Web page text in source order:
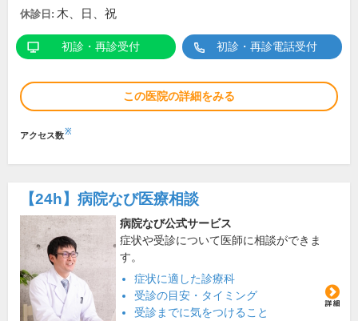
休診日: 木、日、祝
初診・再診受付 初診・再診電話受付
この医院の詳細をみる
アクセス数※
【24h】 病院なび医療相談
病院なび公式サービス
症状や受診について医師に相談ができま
す。
症状に適した診療科
受診の目安・タイミング
受診までに気をつけること